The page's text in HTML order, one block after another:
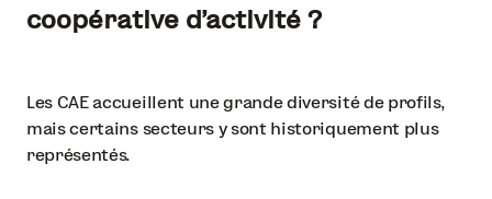
coopérative d’activité ?
Les CAE accueillent une grande diversité de profils,
mais certains secteurs y sont historiquement plus
représentés.